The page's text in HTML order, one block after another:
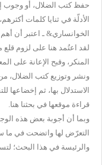
حفظ كتب الضلال، أو وجوب
الأدلّة في ثنايا كلمات
الخوانساري& ـ اعتبر أن
لقد اعتُمد هنا على لزوم قلع
المنكر، وقبح الإعانة على
ونشر وتوزيع كتب الضلال،
الاستدلال بها، ثم إخضاعها
قراءة موقعها في بحثنا هنا.
وبما أن أجوبة بعض هذه
التعرّض لها واتضحت في ما
والرئيسة في هذا البحث؛